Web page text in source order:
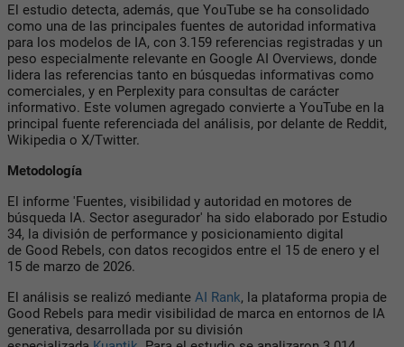
El estudio detecta, además, que YouTube se ha consolidado
como una de las principales fuentes de autoridad informativa
para los modelos de IA, con 3.159 referencias registradas y un
peso especialmente relevante en Google AI Overviews, donde
lidera las referencias tanto en búsquedas informativas como
comerciales, y en Perplexity para consultas de carácter
informativo. Este volumen agregado convierte a YouTube en la
principal fuente referenciada del análisis, por delante de Reddit,
Wikipedia o X/Twitter.
Metodología
El informe 'Fuentes, visibilidad y autoridad en motores de
búsqueda IA. Sector asegurador' ha sido elaborado por Estudio
34, la división de performance y posicionamiento digital
de Good Rebels, con datos recogidos entre el 15 de enero y el
15 de marzo de 2026.
El análisis se realizó mediante AI Rank, la plataforma propia de
Good Rebels para medir visibilidad de marca en entornos de IA
generativa, desarrollada por su división